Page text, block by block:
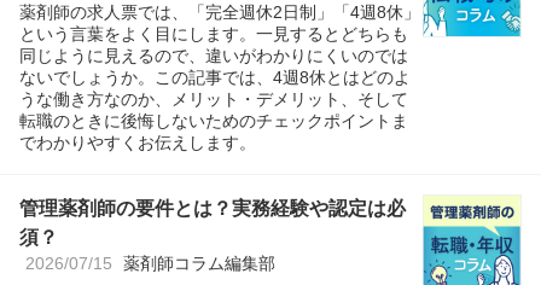
薬剤師の求人票では、「完全週休2日制」「4週8休」
という言葉をよく目にします。一見するとどちらも
同じように見えるので、違いがわかりにくいのでは
ないでしょうか。この記事では、4週8休とはどのよ
うな働き方なのか、メリット・デメリット、そして
転職のときに後悔しないためのチェックポイントま
でわかりやすくお伝えします。
管理薬剤師の要件とは？実務経験や認定は必
須？
2026/07/15 薬剤師コラム編集部